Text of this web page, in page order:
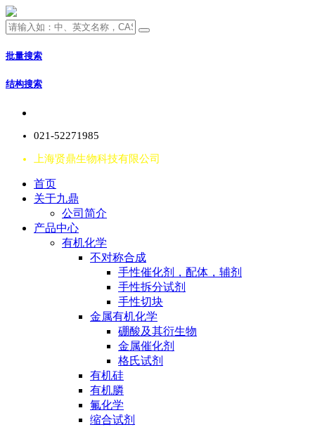
批量搜索
结构搜索
021-52271985
上海贤鼎生物科技有限公司
首页
关于九鼎
公司简介
产品中心
有机化学
不对称合成
手性催化剂，配体，辅剂
手性拆分试剂
手性切块
金属有机化学
硼酸及其衍生物
金属催化剂
格氏试剂
有机硅
有机膦
氟化学
缩合试剂